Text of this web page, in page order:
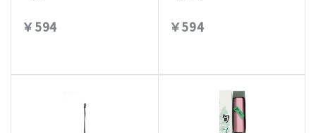
￥594 ￥594